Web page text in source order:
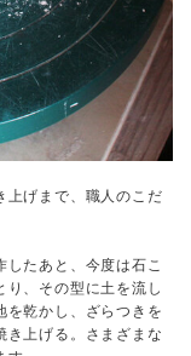
上げまで、職人のこだ
たあと、今度は石こ
り、その型に土を流し
を乾かし、ざらつきを
き上げる。さまざまな